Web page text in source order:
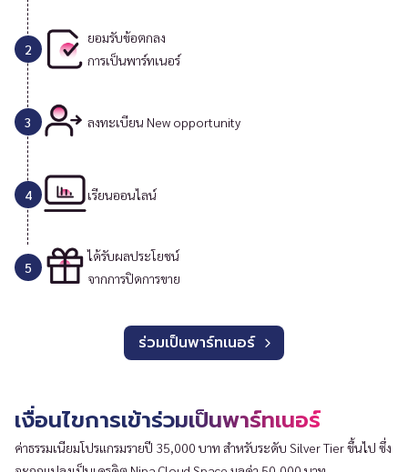
2
3
4
5
ยอมรับข้อตกลง
การเป็นพาร์ทเนอร์
ลงทะเบียน New opportunity
เรียนออนไลน์
ได้รับผลประโยชน์
จากการปิดการขาย
ร่วมเป็นพาร์ทเนอร์
เงื่อนไขการเข้าร่วมเป็นพาร์ทเนอร์
ค่าธรรมเนียมโปรแกรมรายปี 35,000 บาท สำหรับระดับ Silver Tier ขึ้นไป ซึ่ง